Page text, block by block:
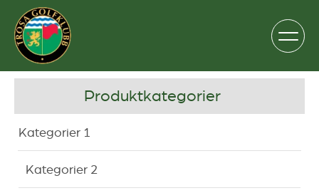
Produktkategorier
Kategorier 1
Kategorier 2